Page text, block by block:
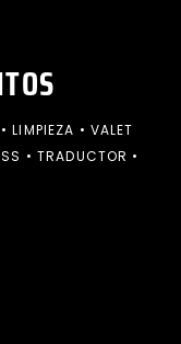
LIMPIEZA • VALET
• TRADUCTOR •